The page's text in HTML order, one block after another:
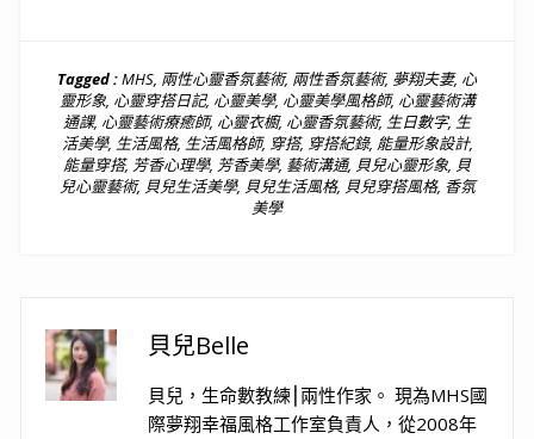
Tagged :MHS, 兩性心靈香氛藝術, 兩性香氛藝術, 夢翔夫妻, 心
靈形象, 心靈穿搭日記, 心靈美學, 心靈美學風格師, 心靈藝術溝
通課, 心靈藝術療癒師, 心靈衣櫥, 心靈香氛藝術, 生日數字, 生
活美學, 生活風格, 生活風格師, 穿搭, 穿搭紀錄, 能量形象設計,
能量穿搭, 芳香心理學, 芳香美學, 藝術溝通, 貝兒心靈形象, 貝
兒心靈藝術, 貝兒生活美學, 貝兒生活風格, 貝兒穿搭風格, 香氛
美學
貝兒Belle
貝兒，生命數教練⎮兩性作家。 現為MHS國
際夢翔幸福風格工作室負責人，從2008年